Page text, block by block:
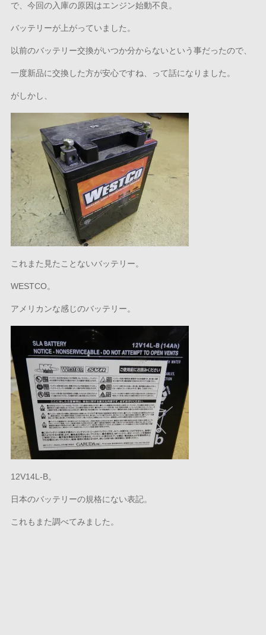
で、今回の入庫の原因はエンジン始動不良。
バッテリーが上がっていました。
以前のバッテリー交換がいつか分からないという事だったので、
一度新品に交換した方が安心ですね、って話になりました。
がしかし、
これまた見たことないバッテリー。
WESTCO。
アメリカンな感じのバッテリー。
12V14L-B。
日本のバッテリーの規格にない表記。
これもまた調べてみました。